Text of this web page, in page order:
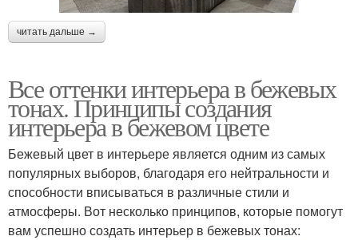
читать дальше →
Все оттенки интерьера в бежевых
тонах. Принципы создания
интерьера в бежевом цвете
Бежевый цвет в интерьере является одним из самых
популярных выборов, благодаря его нейтральности и
способности вписываться в различные стили и
атмосферы. Вот несколько принципов, которые помогут
вам успешно создать интерьер в бежевых тонах: